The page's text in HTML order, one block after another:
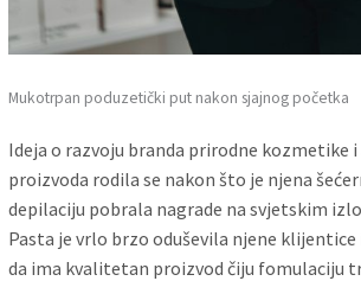
Mukotrpan poduzetički put nakon sjajnog početka
Ideja o razvoju branda prirodne kozmetike
proizvoda rodila se nakon što je njena
depilaciju pobrala nagrade na svjetskim
Pasta je vrlo brzo oduševila njene
da ima kvalitetan proizvod čiju fomulaciju